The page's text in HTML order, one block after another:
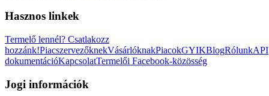
Hasznos linkek
Termelő lennél? Csatlakozz
hozzánk!PiacszervezőknekVásárlóknakPiacokGYIKBlogRólunkAPI
dokumentációKapcsolatTermelői Facebook-közösség
Jogi információk